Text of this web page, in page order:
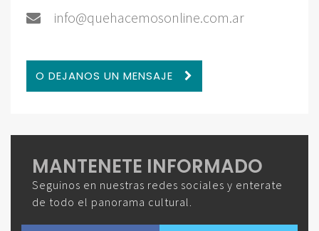
info@quehacemosonline.com.ar
O DEJANOS UN MENSAJE
MANTENETE INFORMADO
Seguinos en nuestras redes sociales y enterate
de todo el panorama cultural.